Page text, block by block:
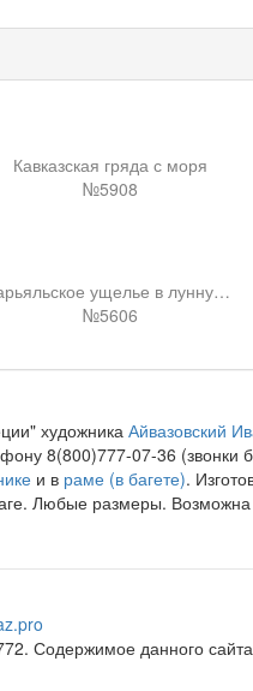
Кавказская гряда с моря
№5908
Дарьяльское ущелье в лунную ночь
№5606
художникаАйвазовский
8(800)777-07-36
и в раме (в багете).
Любые размеры. Возможна
Содержимое данного